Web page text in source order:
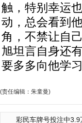
触，特别幸运
动，总会看到
角，不禁让自
旭坦言自身还
要多多向他学习
(责任编辑：朱童曼)
彩民车牌号投注中3.9